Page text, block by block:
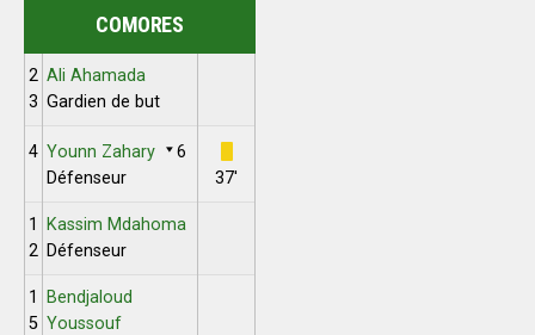
COMORES
2
3
Ali Ahamada
Gardien de but
4 Younn Zahary
6
Défenseur
37'
1
2
Kassim Mdahoma
Défenseur
1
5
Bendjaloud
Youssouf